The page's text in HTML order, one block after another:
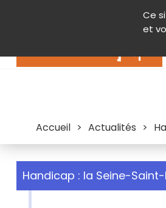
Ce
et
Contenu
Accueil > Actualités >
Handicap : la Seine-